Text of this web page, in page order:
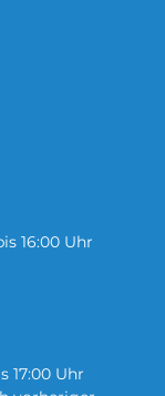
16:00 Uhr
17:00 Uhr